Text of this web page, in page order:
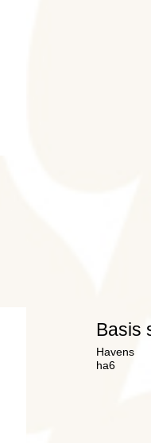
Basis
Havens
ha6